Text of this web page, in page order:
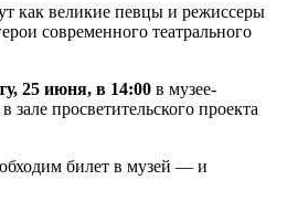
как великие певцы и режиссеры
современного театрального
25 июня, в 14:00 в музее-
просветительского проекта
билет в музей — и